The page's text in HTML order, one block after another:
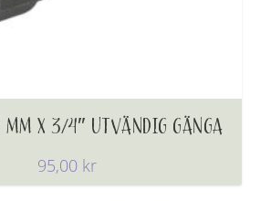
MM X 3/4″ UTVÄNDIG GÄNGA
95,00 kr